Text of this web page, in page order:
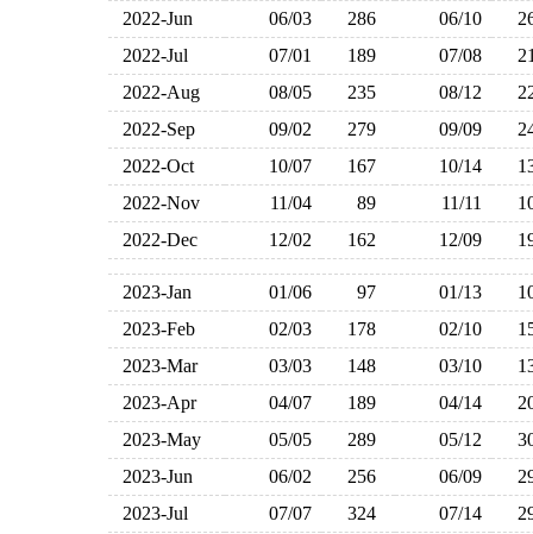
2022-Jun
06/03 286 06/10
2022-Jul
07/01 189 07/08
2022-Aug
08/05 235 08/12
2022-Sep
09/02 279 09/09
2022-Oct
10/07 167 10/14
2022-Nov
11/04 89 11/11
2022-Dec
12/02 162 12/09
2023-Jan 01/06 97 01/13
2023-Feb
02/03 178 02/10
2023-Mar
03/03 148 03/10
2023-Apr
04/07 189 04/14
2023-May
05/05 289 05/12
2023-Jun
06/02 256 06/09
2023-Jul
07/07 324 07/14